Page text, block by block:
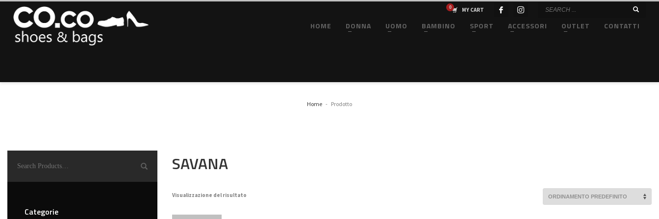
MY CART
HOME DONNA UOMO BAMBINO SPORT ACCESSORI OUTLET CONTATTI
Home Prodotto
SAVANA
Visualizzazione del risultato
Categorie